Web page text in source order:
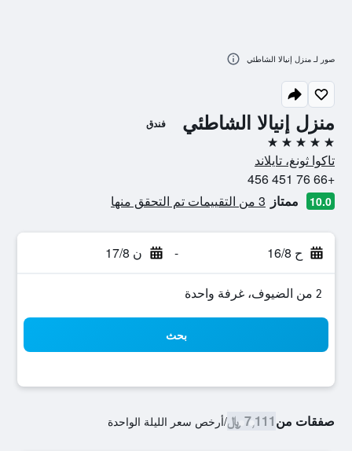
منزل إنيالا الشاطئي فندق
5 نجوم
تاكوا ثونغ، تايلاند
+66 76 451 456
10.0 ممتاز 3 من التقييمات تم التحقق منها
ح 16/8 - ن 17/8
2 من الضيوف، غرفة واحدة
بحث
صفقات من7,111 ﷼ /أرخص سعر الليلة الواحدة
صور لـ منزل إنيالا الشاطئي